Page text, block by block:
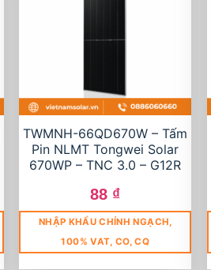
TWMNH-66QD670W – Tấm
Pin NLMT Tongwei Solar
670WP – TNC 3.0 – G12R
88 ₫
NHẬP KHẨU CHÍNH NGẠCH,
100% VAT, CO, CQ